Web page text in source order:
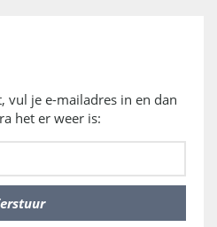
vul je e-mailadres in en dan
het er weer is: